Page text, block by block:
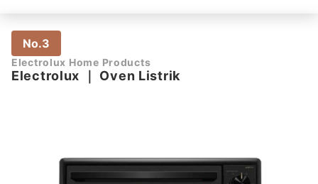
No.3
Electrolux Home Products
Electrolux Oven Listrik